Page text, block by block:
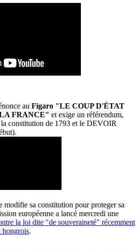
au Figaro "LE COUP D'ÉTAT
FRANCE" et exige un référendum,
constitution de 1793 et le DEVOIR
sa constitution pour proteger sa
européenne a lancé mercredi une
la loi dite "de souveraineté" récemment
hongrois.